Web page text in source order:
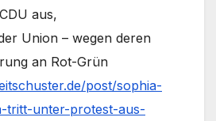
aus,
Union – wegen deren
an Rot-Grün
post/sophia-
tritt-unter-protest-aus-